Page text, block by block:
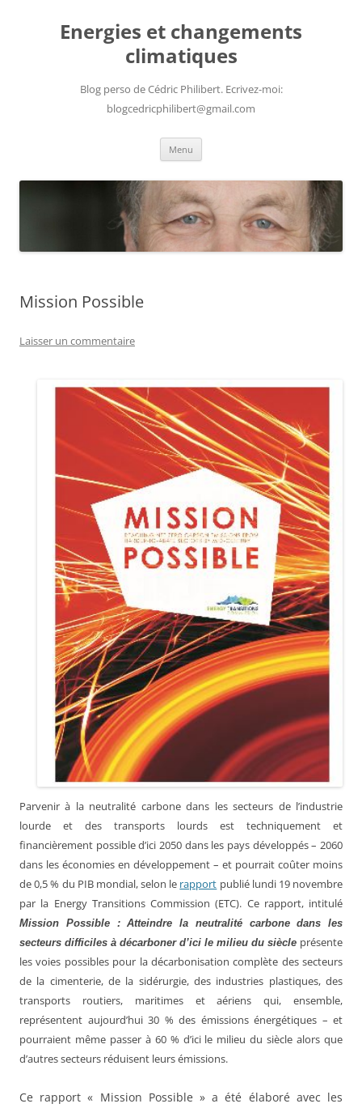
contenuEnergies et changements
climatiques
Blog perso de Cédric Philibert. Ecrivez-moi:
blogcedricphilibert@gmail.com
Menu
Mission Possible
Laisser un commentaire
Parvenir à la neutralité carbone dans les secteurs de l’industrie
lourde et des transports lourds est techniquement et
financièrement possible d’ici 2050 dans les pays développés – 2060
dans les économies en développement – et pourrait coûter moins
de 0,5 % du PIB mondial, selon le rapport publié lundi 19 novembre
par la Energy Transitions Commission (ETC). Ce rapport, intitulé
Mission Possible : Atteindre la neutralité carbone dans les
secteurs difficiles à décarboner d’ici le milieu du siècle présente
les voies possibles pour la décarbonisation complète des secteurs
de la cimenterie, de la sidérurgie, des industries plastiques, des
transports routiers, maritimes et aériens qui, ensemble,
représentent aujourd’hui 30 % des émissions énergétiques – et
pourraient même passer à 60 % d’ici le milieu du siècle alors que
d’autres secteurs réduisent leurs émissions.
Ce rapport « Mission Possible » a été élaboré avec les